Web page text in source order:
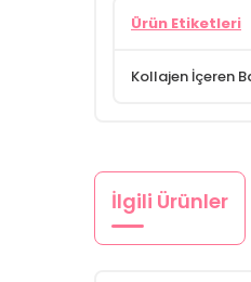
Ürün Etiketleri
Kollajen İçeren
İlgili Ürünler